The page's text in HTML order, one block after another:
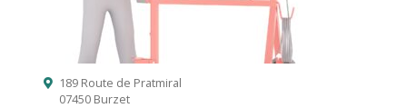
189 Route de Pratmiral
07450 Burzet